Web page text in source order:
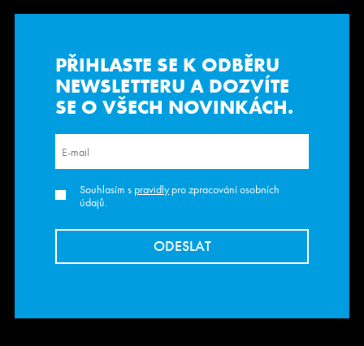
PŘIHLASTE SE K ODBĚRU
NEWSLETTERUA DOZVÍTE
SE O VŠECH NOVINKÁCH.
Souhlasím s pravidlypro zpracování osobních
údajů.